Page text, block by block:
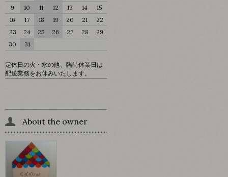
9
10 11 12 13 14
15
16
17 18 19 20 21
22
23
24 25 26 27 28
29
30
31
定休日の火・水の他、臨時休業日は
配送業務をお休みいたします。
About the owner